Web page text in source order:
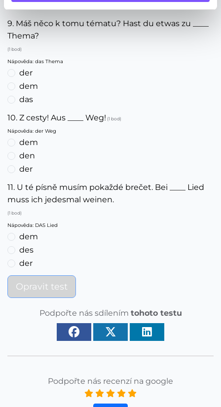
der
9. Máš něco k tomu tématu? Hast du etwas zu ____
Thema?
(1 bod)
Nápověda: das Thema
der
dem
das
10. Z cesty! Aus ____ Weg! (1 bod)
Nápověda: der Weg
dem
den
der
11. U té písně musím pokaždé brečet. Bei ____ Lied
muss ich jedesmal weinen.
(1 bod)
Nápověda: DAS Lied
dem
des
der
Opravit test
Podpořte nás sdílením tohoto testu
Podpořte nás recenzí na google